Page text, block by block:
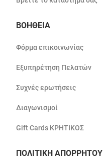
ΒΟΗΘΕΙΑ
Φόρμα επικοινωνίας
Εξυπηρέτηση Πελατών
Συχνές ερωτήσεις
Διαγωνισμοί
Gift Cards ΚΡΗΤΙΚΟΣ
ΠΟΛΙΤΙΚΗ ΑΠΟΡΡΗΤΟΥ